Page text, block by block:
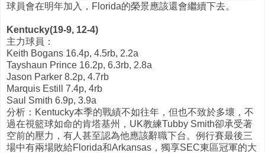
球員會在明年加入，Florida的榮景應該還會繼續下去。
Kentucky(19-9, 12-4)
主力球員：
Keith Bogans 16.4p, 4.5rb, 2.2a
Tayshaun Prince 16.2p, 6.3rb, 2.8a
Jason Parker 8.2p, 4.7rb
Marquis Estill 7.4p, 4rb
Saul Smith 6.9p, 3.9a
分析：Kentucky本季的戰績不如往年，但也不致於多壞，不
過在視籃球如命的肯塔基州，UK教練Tubby Smith卻承受著
空前的壓力，有人甚至認為他應該辭職下台。例行賽最後三
場中有兩場敗給Florida和Arkansas，獨享SEC東區冠軍的大